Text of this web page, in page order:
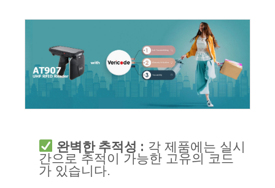
완벽한 추적성 : 각 제품에는 실시
간으로 추적이 가능한 고유의 코드
가 있습니다.